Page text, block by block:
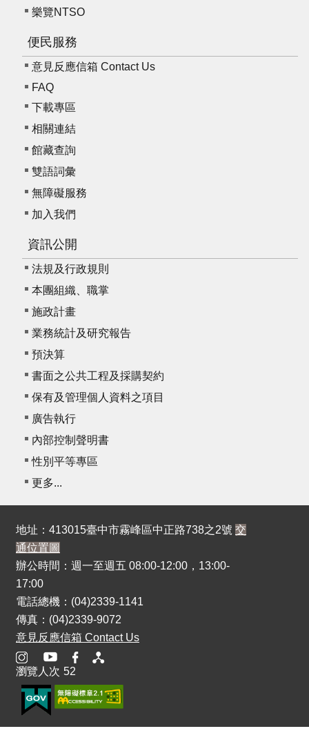
樂覽NTSO
便民服務
意見反應信箱 Contact Us
FAQ
下載專區
相關連結
館藏查詢
雙語詞彙
無障礙服務
加入我們
資訊公開
法規及行政規則
本團組織、職掌
施政計畫
業務統計及研究報告
預決算
書面之公共工程及採購契約
保有及管理個人資料之項目
廣告執行
內部控制聲明書
性別平等專區
更多...
地址：413015臺中市霧峰區中正路738之2號 交
通位置圖
辦公時間：週一至週五 08:00-12:00，13:00-
17:00
電話總機：(04)2339-1141
傳真：(04)2339-9072
意見反應信箱 Contact Us
瀏覽人次 52